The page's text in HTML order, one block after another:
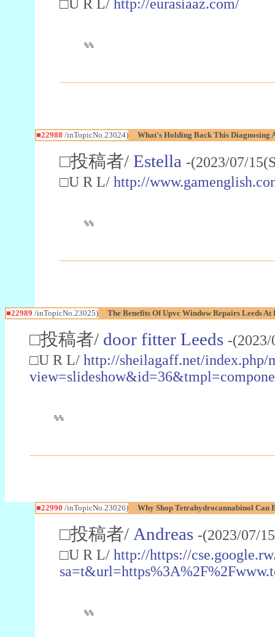
□U R L/ http://eurasiaaz.com/
%%
■22988 /inTopicNo.23024) What's Holding Back This Diagnosing
□投稿者/ Estella -(2023/07/
□U R L/ http://
%%
■22989 /inTopicNo.23025) The Benefits Of Upvc Window Repairs Leeds
□投稿者/ door fitter Leeds -
□U R L/ http://sheilagaff.net/index.php/
%%
■22990 /inTopicNo.23026) Why Shop Tetrahydrocannabinol Can
□投稿者/ Andreas -(2023/07/
□U R L/ http://https://
%%